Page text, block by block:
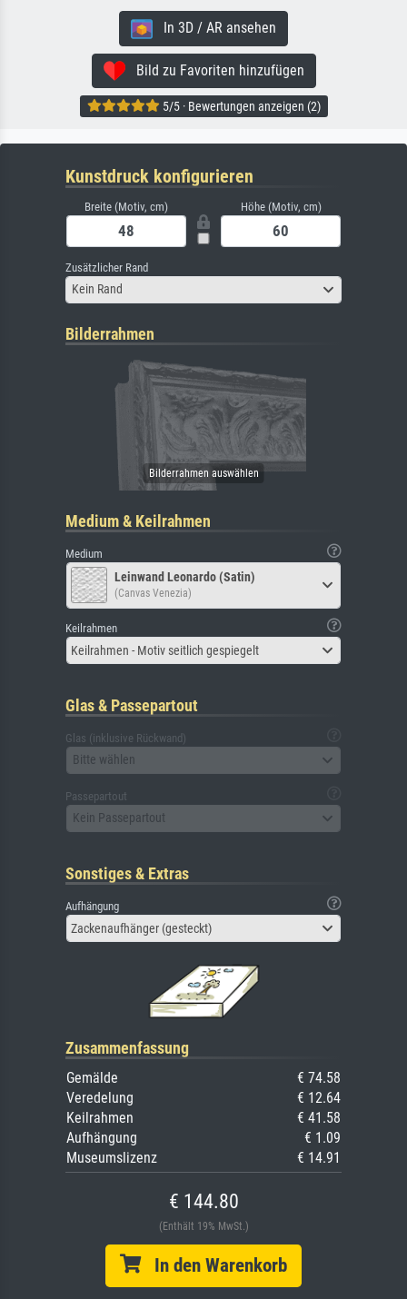
In 3D / AR ansehen
Bild zu Favoriten hinzufügen
5/5 · Bewertungen anzeigen (2)
Kunstdruck konfigurieren
Breite (Motiv, cm) Höhe (Motiv, cm)
Zusätzlicher Rand
Kein Rand
Bilderrahmen
Medium & Keilrahmen
Medium
Leinwand Leonardo (Satin)
(Canvas Venezia)
Keilrahmen
Keilrahmen - Motiv seitlich gespiegelt
Glas & Passepartout
Glas (inklusive Rückwand)
Bitte wählen
Passepartout
Kein Passepartout
Sonstiges & Extras
Aufhängung
Zackenaufhänger (gesteckt)
Zusammenfassung
Gemälde
€ 74.58
Veredelung
€ 12.64
Keilrahmen
€ 41.58
Aufhängung
€ 1.09
Museumslizenz
€ 14.91
€ 144.80
(Enthält 19% MwSt.)
In den Warenkorb